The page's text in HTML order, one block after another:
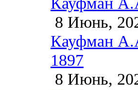
8 Июнь,
Кауфман
1897
8 Июнь,